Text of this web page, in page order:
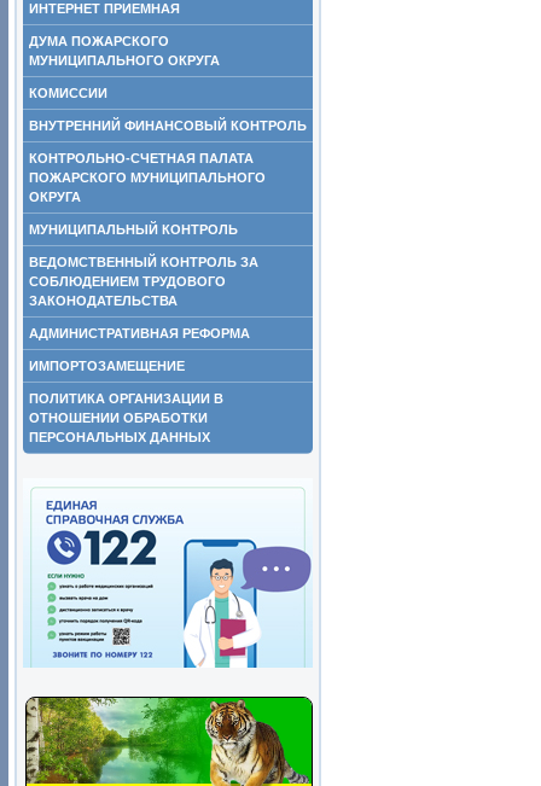
ИНТЕРНЕТ ПРИЕМНАЯ
ДУМА ПОЖАРСКОГО
МУНИЦИПАЛЬНОГО ОКРУГА
КОМИССИИ
ВНУТРЕННИЙ ФИНАНСОВЫЙ КОНТРОЛЬ
КОНТРОЛЬНО-СЧЕТНАЯ ПАЛАТА
ПОЖАРСКОГО МУНИЦИПАЛЬНОГО
ОКРУГА
МУНИЦИПАЛЬНЫЙ КОНТРОЛЬ
ВЕДОМСТВЕННЫЙ КОНТРОЛЬ ЗА
СОБЛЮДЕНИЕМ ТРУДОВОГО
ЗАКОНОДАТЕЛЬСТВА
АДМИНИСТРАТИВНАЯ РЕФОРМА
ИМПОРТОЗАМЕЩЕНИЕ
ПОЛИТИКА ОРГАНИЗАЦИИ В
ОТНОШЕНИИ ОБРАБОТКИ
ПЕРСОНАЛЬНЫХ ДАННЫХ